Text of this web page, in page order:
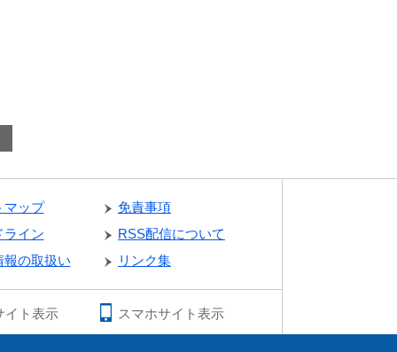
マップ
免責事項
ライン
RSS配信について
報の取扱い
リンク集
イト表示 スマホサイト表示